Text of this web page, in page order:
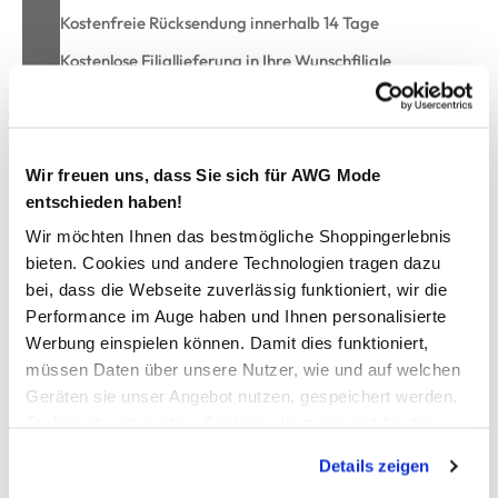
Wir freuen uns, dass Sie sich für AWG Mode
entschieden haben!
Wir möchten Ihnen das bestmögliche Shoppingerlebnis
bieten. Cookies und andere Technologien tragen dazu
bei, dass die Webseite zuverlässig funktioniert, wir die
Performance im Auge haben und Ihnen personalisierte
Werbung einspielen können. Damit dies funktioniert,
müssen Daten über unsere Nutzer, wie und auf welchen
Geräten sie unser Angebot nutzen, gespeichert werden.
werden, werden bei der Nutzung der Webseite auf jeden
Details zeigen
Kostenfreie Rücksendung innerhalb 14 Tage
Kostenlose Filiallieferung in Ihre Wunschfiliale
Bundesliga Ball Dual Bonded
großer Bundesliga Ball von Derbystar
im klassischen Wabendesign
Dual Bonded Ball, genäht und geklebt
durch diese spezielle Konstruktion erreicht der Ball höhere
Geschwindigkeiten